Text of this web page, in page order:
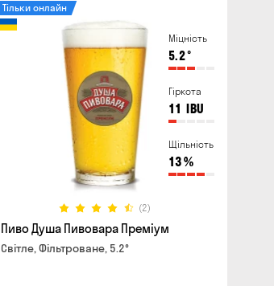
Міцність
5.2°
Гіркота
11 IBU
Щільність
13%
(2)
Тільки онлайн
Пиво Душа Пивовара Преміум
Світле, Фільтроване, 5.2°